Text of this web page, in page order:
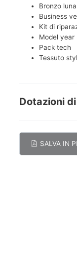
Bronzo luna
Business
Kit di
Model year
Pack tech
Tessuto
Dotazioni
SALVA IN